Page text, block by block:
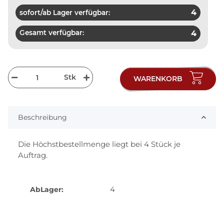
sofort/ab Lager verfügbar: 4
Gesamt verfügbar: 4
Stk WARENKORB
Beschreibung
Die Höchstbestellmenge liegt bei 4 Stück je
Auftrag.
AbLager: 4